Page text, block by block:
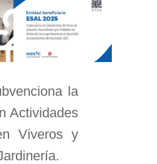
la
Actividades
Viveros y